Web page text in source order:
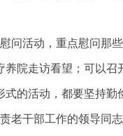
问活动，重点慰问那
养院走访看望；可以
式的活动，都要坚持
老干部工作的领导同